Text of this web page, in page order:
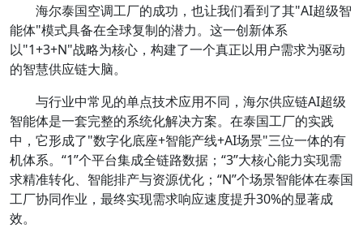
海尔泰国空调工厂的成功，也让我们看到了其"AI超级智
能体"模式具备在全球复制的潜力。这一创新体系
以"1+3+N"战略为核心，构建了一个真正以用户需求为驱动
的智慧供应链大脑。
与行业中常见的单点技术应用不同，海尔供应链AI超级
智能体是一套完整的系统化解决方案。在泰国工厂的实践
中，它形成了"数字化底座+智能产线+AI场景"三位一体的有
机体系。“1”个平台集成全链路数据；“3”大核心能力实现需
求精准转化、智能排产与资源优化；“N”个场景智能体在泰国
工厂协同作业，最终实现需求响应速度提升30%的显著成
效。